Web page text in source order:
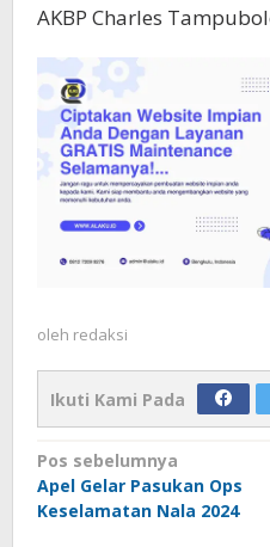
AKBP Charles
oleh redaksi
Ikuti Kami Pada
Navigasi
pos
Pos sebelumnya
Apel Gelar Pasukan Ops
Keselamatan Nala 2024